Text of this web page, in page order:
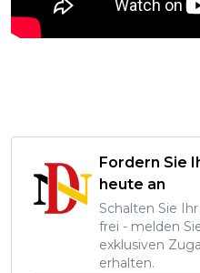
Fordern Sie
heute an
Schalten Sie
frei - melden
exklusiven
erhalten.